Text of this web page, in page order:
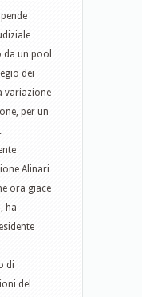
un pool
dei
variazione
per un
Alinari
ora giace
ha
di
del